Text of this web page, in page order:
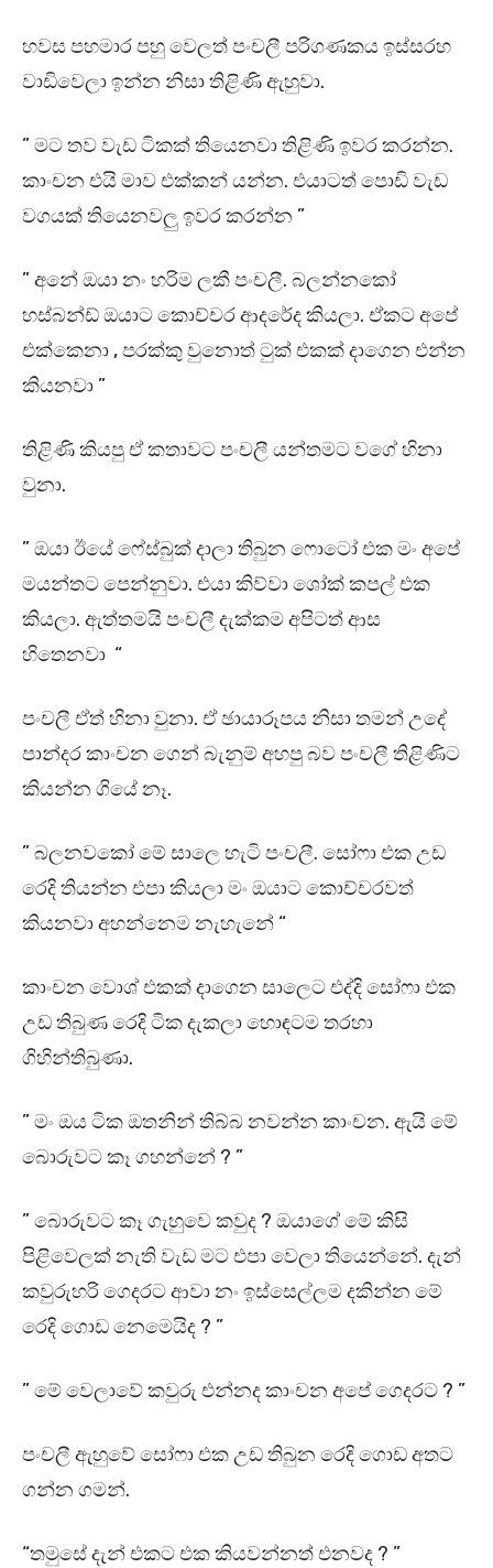
හවස පහමාර පහු වෙලත් පංචලී පරිගණකය ඉස්සරහ
වාඩිවෙලා ඉන්න නිසා තිළිණි ඇහුවා.
” මට තව වැඩ ටිකක් තියෙනවා තිළිණි ඉවර කරන්න.
කාංචන එයි මාව එක්කන් යන්න. එයාටත් පොඩි වැඩ
වගයක් තියෙනවලු ඉවර කරන්න ”
” අනේ ඔයා නං හරිම ලකී පංචලී. බලන්නකෝ
හස්බන්ඩ් ඔයාට කොච්චර ආදරේද කියලා. ඒකට අපේ
එක්කෙනා , පරක්කු වුනොත් ටුක් එකක් දාගෙන එන්න
කියනවා ”
තිළිණි කියපු ඒ කතාවට පංචලී යන්තමට වගේ හිනා
වුනා.
” ඔයා ඊයේ ෆේස්බුක් දාලා තිබුන ෆොටෝ එක මං අපේ
මයන්තට පෙන්නුවා. එයා කිව්වා ශෝක් කපල් එක
කියලා. ඇත්තමයි පංචලී දැක්කම අපිටත් ආස
හිතෙනවා “
පංචලී ඒත් හිනා වුනා. ඒ ඡායාරූපය නිසා තමන් උදේ
පාන්දර කාංචන ගෙන් බැනුම් අහපු බව පංචලී තිළිණිට
කියන්න ගියේ නෑ.
” බලනවකෝ මේ සාලෙ හැටි පංචලී. සෝෆා එක උඩ
රෙදි තියන්න එපා කියලා මං ඔයාට කොච්චරවත්
කියනවා අහන්නෙම නැහැනේ “
කාංචන වොශ් එකක් දාගෙන සාලෙට එද්දි සෝෆා එක
උඩ තිබුණ රෙදි ටික දැකලා හොඳටම තරහා
ගිහින්තිබුණා.
” මං ඔය ටික ඔතනින් තිබ්බ නවන්න කාංචන. ඇයි මේ
බොරුවට කෑ ගහන්නේ ? ”
” බොරුවට කෑ ගැහුවෙ කවුද ? ඔයාගේ මේ කිසි
පිළිවෙලක් නැති වැඩ මට එපා වෙලා තියෙන්නේ. දැන්
කවුරුහරි ගෙදරට ආවා නං ඉස්සෙල්ලම දකින්න මේ
රෙදි ගොඩ නෙමෙයිද ? ”
” මේ වෙලාවේ කවුරු එන්නද කාංචන අපේ ගෙදරට ? ”
පංචලී ඇහුවේ සෝෆා එක උඩ තිබුන රෙදි ගොඩ අතට
ගන්න ගමන්.
“තමුසේ දැන් එකට එක කියවන්නත් එනවද ? ”